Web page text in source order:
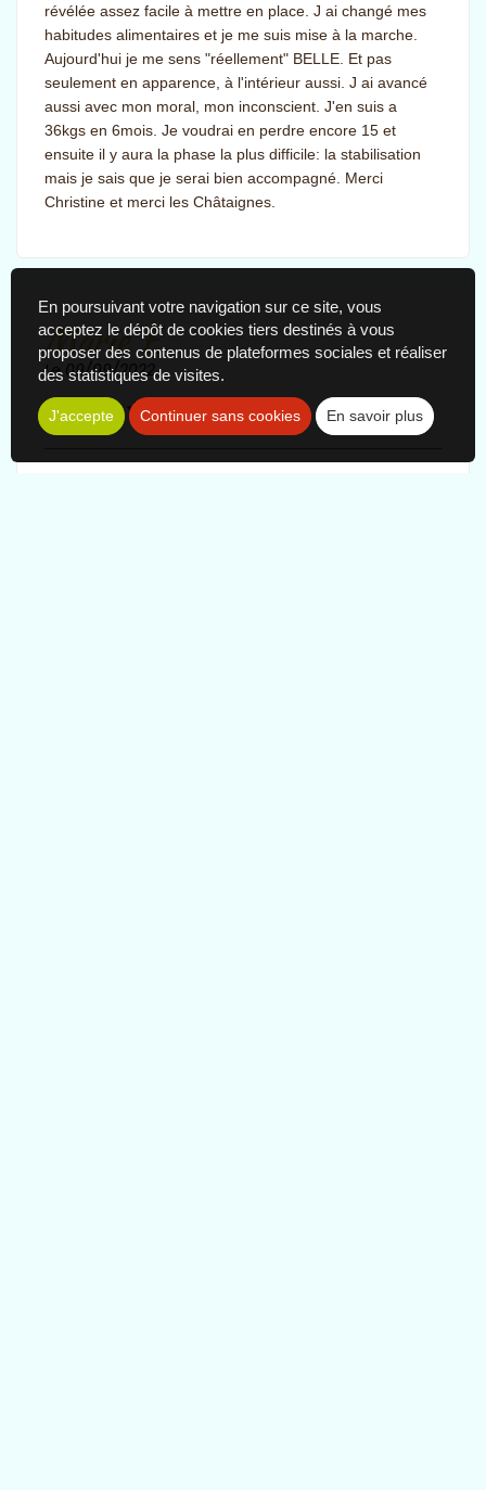
révélée assez facile à mettre en place. J ai changé mes
habitudes alimentaires et je me suis mise à la marche.
Aujourd'hui je me sens "réellement" BELLE. Et pas
seulement en apparence, à l'intérieur aussi. J ai avancé
aussi avec mon moral, mon inconscient. J'en suis a
36kgs en 6mois. Je voudrai en perdre encore 15 et
ensuite il y aura la phase la plus difficile: la stabilisation
mais je sais que je serai bien accompagné. Merci
Christine et merci les Châtaignes.
Marie E.
Le 09/09/2022
En poursuivant votre navigation sur ce site, vous
acceptez le dépôt de cookies tiers destinés à vous
proposer des contenus de plateformes sociales et réaliser
des statistiques de visites.
J'accepte Continuer sans cookies En savoir plus